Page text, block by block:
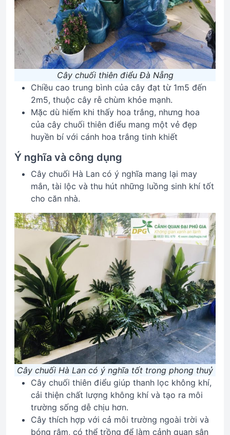
Cây chuối thiên điểu Đà Nẵng
Chiều cao trung bình của cây đạt từ 1m5 đến
2m5, thuộc cây rễ chùm khỏe mạnh.
Mặc dù hiếm khi thấy hoa trắng, nhưng hoa
của cây chuối thiên điểu mang một vẻ đẹp
huyền bí với cánh hoa trắng tinh khiết
Ý nghĩa và công dụng
Cây chuối Hà Lan có ý nghĩa mang lại may
mắn, tài lộc và thu hút những luồng sinh khí tốt
cho căn nhà.
Cây chuối Hà Lan có ý nghĩa tốt trong phong thuỷ
Cây chuối thiên điểu giúp thanh lọc không khí,
cải thiện chất lượng không khí và tạo ra môi
trường sống dễ chịu hơn.
Cây thích hợp với cả môi trường ngoài trời và
bóng râm, có thể trồng để làm cảnh quan sân